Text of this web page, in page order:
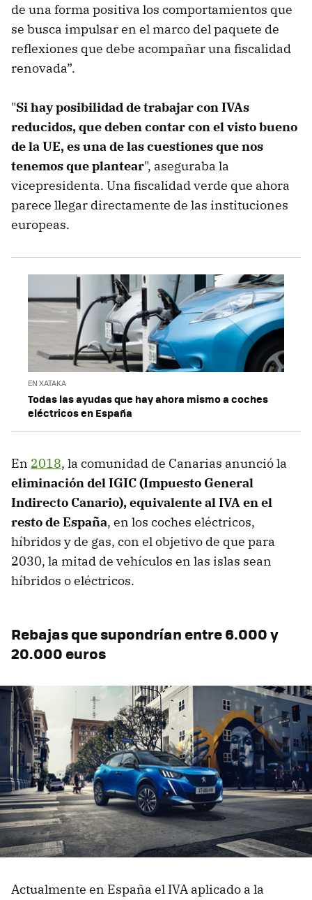
de una forma positiva los comportamientos que
se busca impulsar en el marco del paquete de
reflexiones que debe acompañar una fiscalidad
renovada”.
"Si hay posibilidad de trabajar con IVAs
reducidos, que deben contar con el visto bueno
de la UE, es una de las cuestiones que nos
tenemos que plantear", aseguraba la
vicepresidenta. Una fiscalidad verde que ahora
parece llegar directamente de las instituciones
europeas.
EN XATAKA
Todas las ayudas que hay ahora mismo a coches
eléctricos en España
En 2018, la comunidad de Canarias anunció la
eliminación del IGIC (Impuesto General
Indirecto Canario), equivalente al IVA en el
resto de España, en los coches eléctricos,
híbridos y de gas, con el objetivo de que para
2030, la mitad de vehículos en las islas sean
híbridos o eléctricos.
Rebajas que supondrían entre 6.000 y
20.000 euros
Actualmente en España el IVA aplicado a la